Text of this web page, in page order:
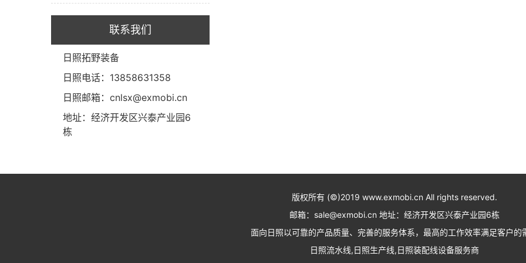
联系我们
日照拓野装备
日照电话：13858631358
日照邮箱：cnlsx@exmobi.cn
地址：经济开发区兴泰产业园6
栋
版权所有 (©)2019 www.exmobi.cn All rights reserved.
邮箱：sale@exmobi.cn 地址：经济开发区兴泰产业园6栋
面向日照以可靠的产品质量、完善的服务体系，最高的工作效率满足客户的
日照流水线,日照生产线,日照装配线设备服务商